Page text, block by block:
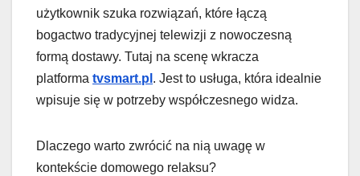
użytkownik szuka rozwiązań, które łączą
bogactwo tradycyjnej telewizji z nowoczesną
formą dostawy. Tutaj na scenę wkracza
platforma tvsmart.pl . Jest to usługa, która idealnie
wpisuje się w potrzeby współczesnego widza.
Dlaczego warto zwrócić na nią uwagę w
kontekście domowego relaksu?